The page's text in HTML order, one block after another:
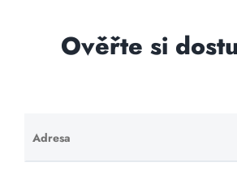
Ověřte si
Adresa
Ponechte
toto pole